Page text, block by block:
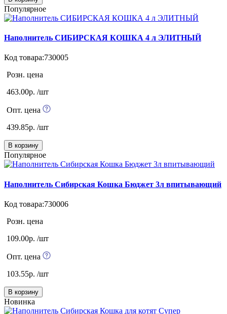
Популярное
Наполнитель СИБИРСКАЯ КОШКА 4 л ЭЛИТНЫЙ
Код товара:730005
Розн. цена
463.00р. /шт
Опт. цена
439.85р. /шт
В корзину
Популярное
Наполнитель Сибирская Кошка Бюджет 3л впитывающий
Код товара:730006
Розн. цена
109.00р. /шт
Опт. цена
103.55р. /шт
В корзину
Новинка